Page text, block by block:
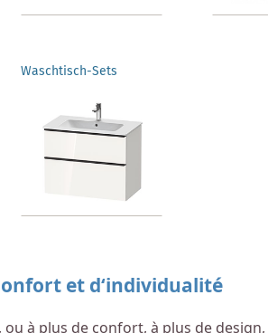
Waschtisch-Sets
et d‘individualité
à plus de confort, à plus de